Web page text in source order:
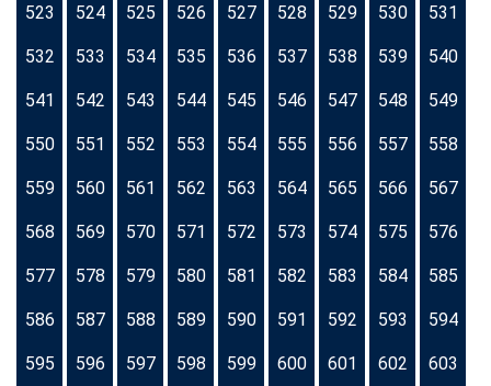
523 524 525 526 527 528 529 530 531
532 533 534 535 536 537 538 539 540
541 542 543 544 545 546 547 548 549
550 551 552 553 554 555 556 557 558
559 560 561 562 563 564 565 566 567
568 569 570 571 572 573 574 575 576
577 578 579 580 581 582 583 584 585
586 587 588 589 590 591 592 593 594
595 596 597 598 599 600 601 602 603